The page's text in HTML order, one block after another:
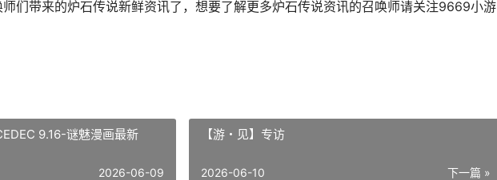
们带来的炉石传说新鲜资讯了，想要了解更多炉石传说资讯的召唤师请关注9669小游
9.16-谜魅漫画最新
2026-06-09
【游・见】专访
下一篇 »
2026-06-10